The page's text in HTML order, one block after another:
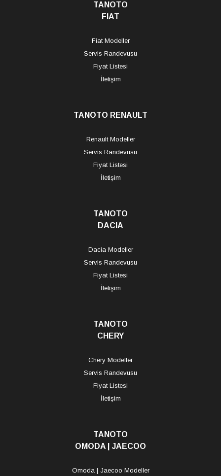
TANOTO
FIAT
Fiat Modeller
Servis Randevusu
Fiyat Listesi
İletişim
TANOTO RENAULT
Renault Modeller
Servis Randevusu
Fiyat Listesi
İletişim
TANOTO
DACIA
Dacia Modeller
Servis Randevusu
Fiyat Listesi
İletişim
TANOTO
CHERY
Chery Modeller
Servis Randevusu
Fiyat Listesi
İletişim
TANOTO
OMODA | JAECOO
Omoda | Jaecoo Modeller